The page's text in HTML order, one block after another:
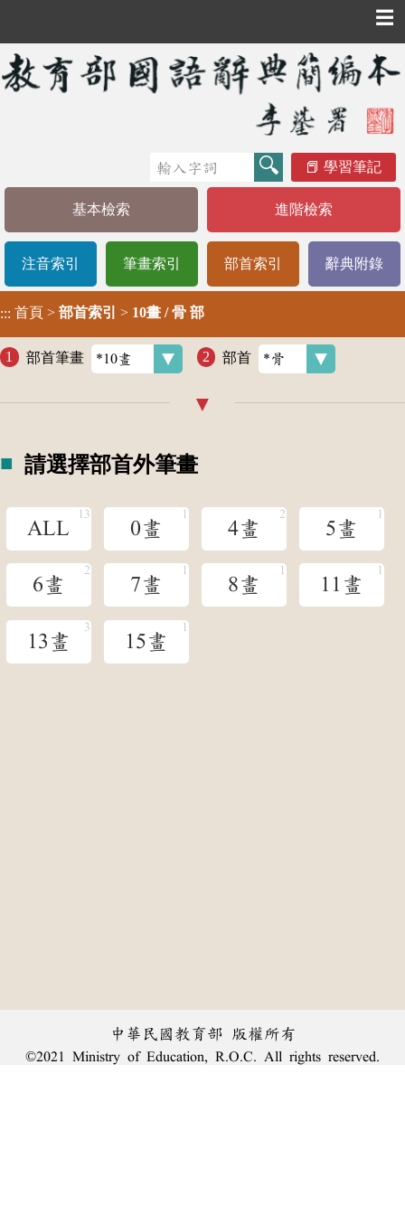
☰
學習筆記
基本檢索 進階檢索
注音索引 筆畫索引 部首索引 辭典附錄
::: 首頁 > 部首索引 > 10畫 / 骨 部
部首筆畫 部首
請選擇部首外筆畫
ALL 0畫 4畫 5畫
6畫 7畫 8畫 11畫
13畫 15畫
中華民國教育部 版權所有
©2021 Ministry of Education, R.O.C. All rights reserved.